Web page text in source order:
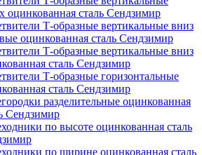
оцинкованная сталь Сендзимир
Т-образные вертикальные вниз
оцинкованная сталь Сендзимир
Т-образные вертикальные вниз
сталь Сендзимир
Т-образные горизонтальные
сталь Сендзимир
разделительные оцинкованная
Сендзимир
по высоте оцинкованная сталь
по ширине оцинкованная сталь